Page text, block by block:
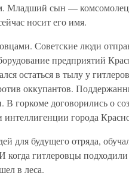
Младший сын —
носит его имя.
Советские люди
предприятий
остаться в тылу у
оккупантов.
горкоме договорились о
интеллигенции города
для будущего отряда,
гитлеровцы
в леса.